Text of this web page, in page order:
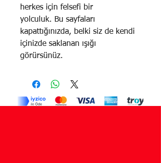
herkes için felsefi bir
yolculuk. Bu sayfaları
kapattığınızda, belki siz de kendi
içinizde saklanan ışığı
görürsünüz.